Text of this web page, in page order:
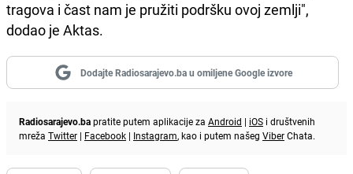
tragova i čast nam je pružiti podršku ovoj zemlji",
dodao je Aktas.
Dodajte Radiosarajevo.ba u omiljene Google izvore
Radiosarajevo.bapratite putem aplikacije za Android | iOS i društvenih
mreža Twitter | Facebook | Instagram, kao i putem našeg ViberChata.